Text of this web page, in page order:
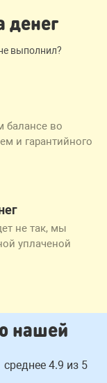
денег
выполнил?
балансе во
и гарантийного
не так, мы
уплаченой
нашей
среднее 4.9 из 5